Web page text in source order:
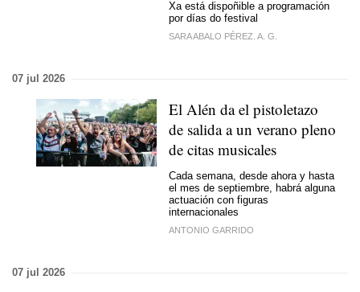
Xa está dispoñible a programación
por días do festival
SARA ABALO PÉREZ. A. G.
07 jul 2026
El Alén da el pistoletazo
de salida a un verano pleno
de citas musicales
Cada semana, desde ahora y hasta
el mes de septiembre, habrá alguna
actuación con figuras
internacionales
ANTONIO GARRIDO
07 jul 2026